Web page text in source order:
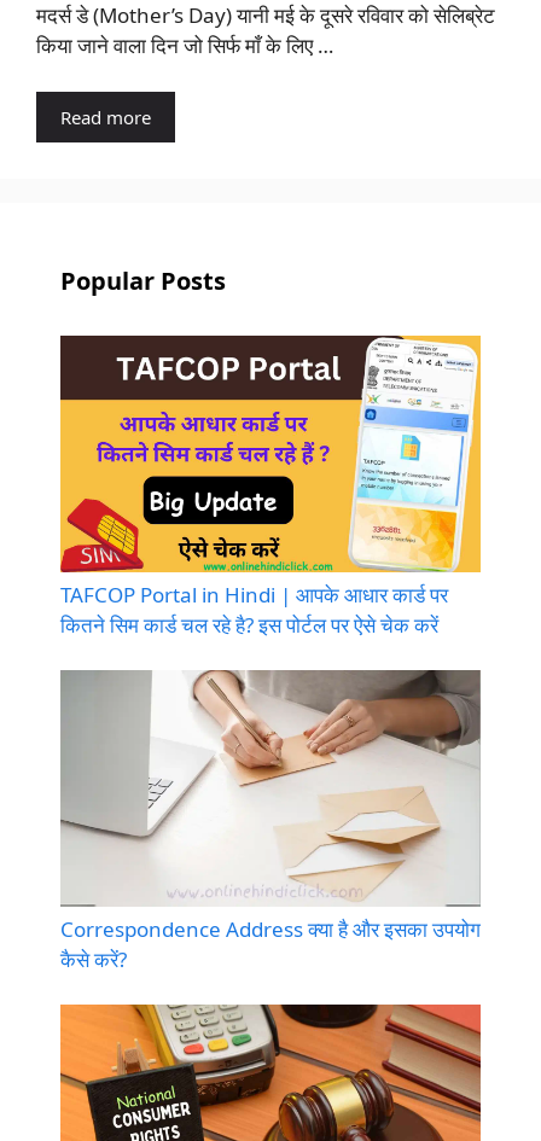
मदर्स डे (Mother’s Day) यानी मई के दूसरे रविवार को सेलिब्रेट
किया जाने वाला दिन जो सिर्फ माँ के लिए …
Read more
Popular Posts
TAFCOP Portal in Hindi | आपके आधार कार्ड पर
कितने सिम कार्ड चल रहे है? इस पोर्टल पर ऐसे चेक करें
Correspondence Address क्या है और इसका उपयोग
कैसे करें?